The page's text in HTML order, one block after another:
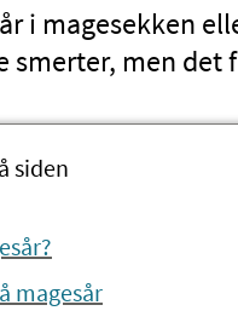
i magesekken
smerter, men
siden
magesår